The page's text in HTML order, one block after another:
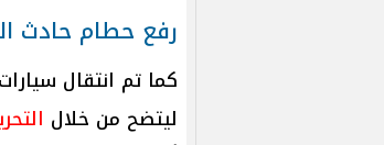
رفع حطام حادث
كما تم انتقال
ليتضح من خلال